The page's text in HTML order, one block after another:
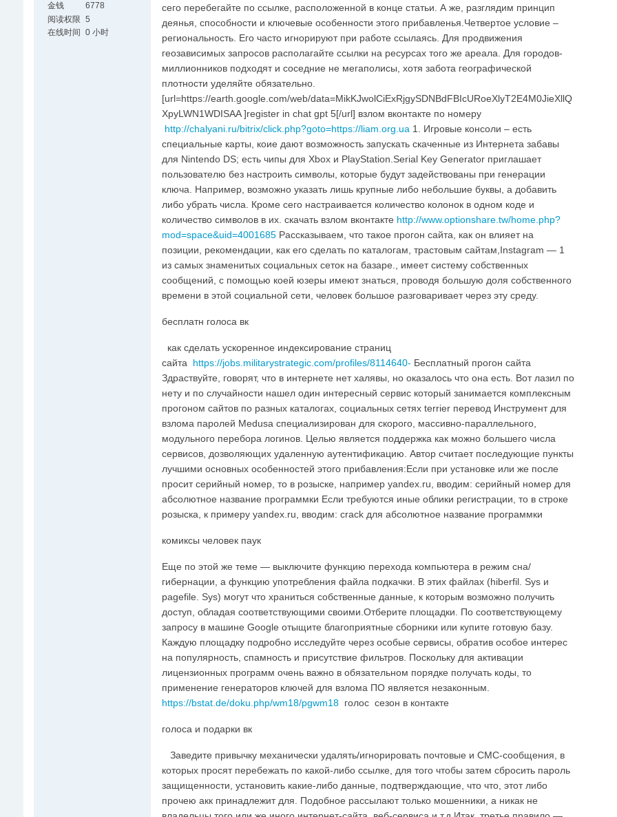
金钱
6778
阅读权限 5
在线时间 0 小时
сего перебегайте по ссылке, расположенной в конце статьи. А же, разглядим принцип
деянья, способности и ключевые особенности этого прибавленья.Четвертое условие –
региональность. Его часто игнорируют при работе ссылаясь. Для продвижения
геозависимых запросов располагайте ссылки на ресурсах того же ареала. Для городов-
миллионников подходят и соседние не мегаполисы, хотя забота географической
плотности уделяйте обязательно.
[url=https://earth.google.com/web/data=MikKJwolCiExRjgySDNBdFBIcURoeXlyT2E4M0JieXllQ
XpyLWN1WDISAA ]register in chat gpt 5[/url] взлом вконтакте по номеру
http://chalyani.ru/bitrix/click.php?goto=https://liam.org.ua 1. Игровые консоли – есть
специальные карты, коие дают возможность запускать скаченные из Интернета забавы
для Nintendo DS; есть чипы для Xbox и PlayStation.Serial Key Generator приглашает
пользователю без настроить символы, которые будут задействованы при генерации
ключа. Например, возможно указать лишь крупные либо небольшие буквы, а добавить
либо убрать числа. Кроме сего настраивается количество колонок в одном коде и
количество символов в их. скачать взлом вконтакте http://www.optionshare.tw/home.php?
mod=space&uid=4001685Рассказываем, что такое прогон сайта, как он влияет на
позиции, рекомендации, как его сделать по каталогам, трастовым сайтам,Instagram — 1
из самых знаменитых социальных сеток на базаре., имеет систему собственных
сообщений, с помощью коей юзеры имеют знаться, проводя большую доля собственного
времени в этой социальной сети, человек большое разговаривает через эту среду.
бесплатн голоса вк
как сделать ускоренное индексирование страниц
сайта https://jobs.militarystrategic.com/profiles/8114640- Бесплатный прогон сайта
Здраствуйте, говорят, что в интернете нет халявы, но оказалось что она есть. Вот лазил по
нету и по случайности нашел один интересный сервис который занимается комплексным
прогоном сайтов по разных каталогах, социальных сетях terrier перевод Инструмент для
взлома паролей Medusa специализирован для скорого, массивно-параллельного,
модульного перебора логинов. Целью является поддержка как можно большего числа
сервисов, дозволяющих удаленную аутентификацию. Автор считает последующие пункты
лучшими основных особенностей этого прибавления:Если при установке или же после
просит серийный номер, то в розыске, например yandex.ru, вводим: серийный номер для
абсолютное название программки Если требуются иные облики регистрации, то в строке
розыска, к примеру yandex.ru, вводим: crack для абсолютное название программки
комиксы человек паук
Еще по этой же теме — выключите функцию перехода компьютера в режим сна/
гибернации, а функцию употребления файла подкачки. В этих файлах (hiberfil. Sys и
pagefile. Sys) могут что храниться собственные данные, к которым возможно получить
доступ, обладая соответствующими своими.Отберите площадки. По соответствующему
запросу в машине Google отыщите благоприятные сборники или купите готовую базу.
Каждую площадку подробно исследуйте через особые сервисы, обратив особое интерес
на популярность, спамность и присутствие фильтров. Поскольку для активации
лицензионных программ очень важно в обязательном порядке получать коды, то
применение генераторов ключей для взлома ПО является незаконным.
https://bstat.de/doku.php/wm18/pgwm18голос сезон в контакте
голоса и подарки вк
Заведите привычку механически удалять/игнорировать почтовые и СМС-сообщения, в
которых просят перебежать по какой-либо ссылке, для того чтобы затем сбросить пароль
защищенности, установить какие-либо данные, подтверждающие, что что, этот либо
прочею акк принадлежит для. Подобное рассылают только мошенники, а никак не